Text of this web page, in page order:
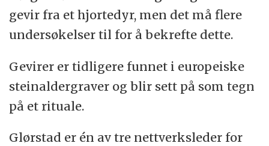
gevir fra et hjortedyr, men det må flere
undersøkelser til for å bekrefte dette.
Gevirer er tidligere funnet i europeiske
steinaldergraver og blir sett på som tegn
på et rituale.
Glørstad er én av tre nettverksleder for